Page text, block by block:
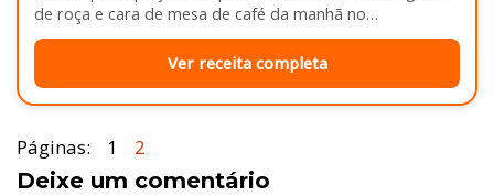
de roça e cara de mesa de café da manhã no…
Ver receita completa
Páginas: 1 2
Deixe um comentário